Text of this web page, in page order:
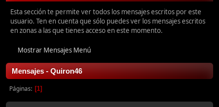
Esta sección te permite ver todos los mensajes escritos por este
usuario. Ten en cuenta que sólo puedes ver los mensajes escritos
en zonas a las que tienes acceso en este momento.
Mostrar Mensajes Menú
Mensajes - Quiron46
Páginas 1